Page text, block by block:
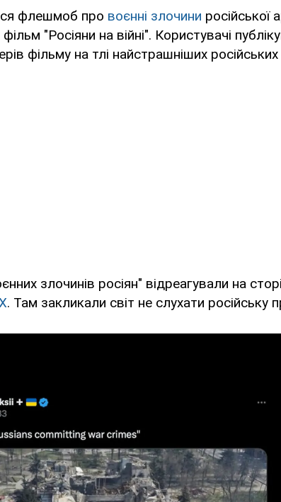
флешмоб про воєнні злочини російської
"Росіяни на війні". Користувачі
фільму на тлі найстрашніших російських
злочинів росіян" відреагували на
. Там закликали світ не слухати російську